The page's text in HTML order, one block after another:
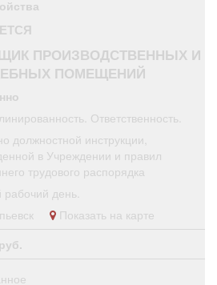
пенсионер
ПРОИЗВОДСТВЕННЫХ И
ПОМЕЩЕНИЙ
Ответственность.
должностной инструкции,
в Учреждении и правил
трудового распорядка
день.
Показать на карте